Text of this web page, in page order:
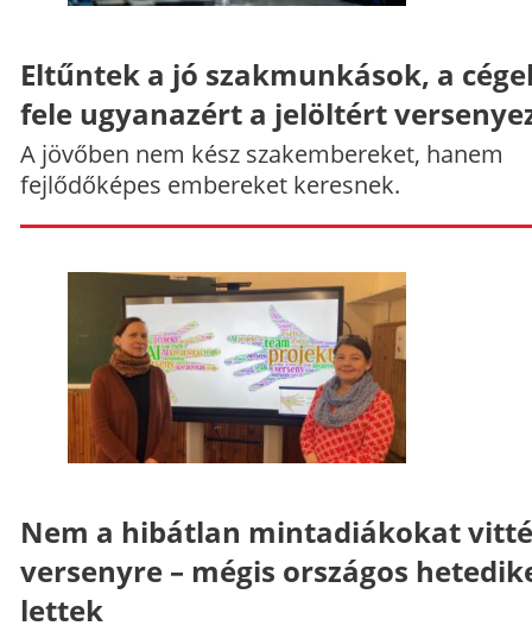
Eltűntek a jó szakmunkások, a
fele ugyanazért a jelöltért
A jövőben nem kész szakembereket, hanem
fejlődőképes embereket keresnek.
Nem a hibátlan mintadiákokat
versenyre – mégis országos
lettek